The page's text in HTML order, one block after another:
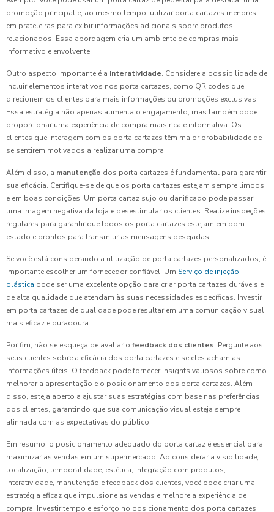
promoção principal e, ao mesmo tempo, utilizar porta cartazes menores
em prateleiras para exibir informações adicionais sobre produtos
relacionados. Essa abordagem cria um ambiente de compras mais
informativo e envolvente.
Outro aspecto importante é a interatividade. Considere a possibilidade de
incluir elementos interativos nos porta cartazes, como QR codes que
direcionem os clientes para mais informações ou promoções exclusivas.
Essa estratégia não apenas aumenta o engajamento, mas também pode
proporcionar uma experiência de compra mais rica e informativa. Os
clientes que interagem com os porta cartazes têm maior probabilidade de
se sentirem motivados a realizar uma compra.
Além disso, a manutenção dos porta cartazes é fundamental para garantir
sua eficácia. Certifique-se de que os porta cartazes estejam sempre limpos
e em boas condições. Um porta cartaz sujo ou danificado pode passar
uma imagem negativa da loja e desestimular os clientes. Realize inspeções
regulares para garantir que todos os porta cartazes estejam em bom
estado e prontos para transmitir as mensagens desejadas.
Se você está considerando a utilização de porta cartazes personalizados, é
importante escolher um fornecedor confiável. Um Serviço de injeção
plástica pode ser uma excelente opção para criar porta cartazes duráveis e
de alta qualidade que atendam às suas necessidades específicas. Investir
em porta cartazes de qualidade pode resultar em uma comunicação visual
mais eficaz e duradoura.
Por fim, não se esqueça de avaliar o feedback dos clientes. Pergunte aos
seus clientes sobre a eficácia dos porta cartazes e se eles acham as
informações úteis. O feedback pode fornecer insights valiosos sobre como
melhorar a apresentação e o posicionamento dos porta cartazes. Além
disso, esteja aberto a ajustar suas estratégias com base nas preferências
dos clientes, garantindo que sua comunicação visual esteja sempre
alinhada com as expectativas do público.
Em resumo, o posicionamento adequado do porta cartaz é essencial para
maximizar as vendas em um supermercado. Ao considerar a visibilidade,
localização, temporalidade, estética, integração com produtos,
interatividade, manutenção e feedback dos clientes, você pode criar uma
estratégia eficaz que impulsione as vendas e melhore a experiência de
compra. Investir tempo e esforço no posicionamento dos porta cartazes